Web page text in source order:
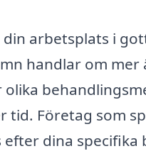
arbetsplats i
handlar om
Företag som
dina